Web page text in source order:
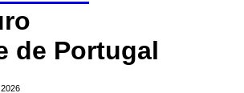
de Portugal